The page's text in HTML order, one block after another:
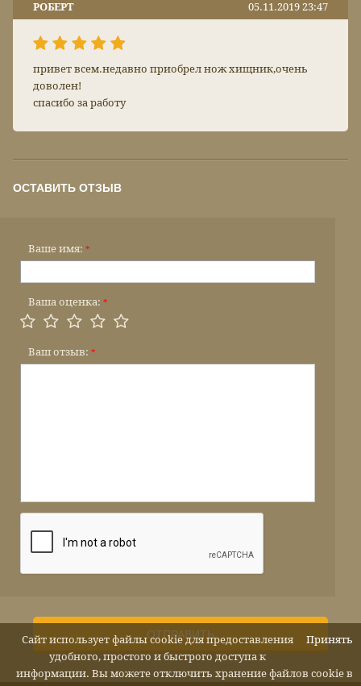
РОБЕРТ 05.11.2019 23:47
привет всем.недавно приобрел нож хищник,очень
доволен!
спасибо за работу
ОСТАВИТЬ ОТЗЫВ
Ваше имя: *
Ваша оценка: *
Ваш отзыв: *
ОТПРАВИТЬ Принять
Сайт использует файлы cookie для предоставления
удобного, простого и быстрого доступа к
информации. Вы можете отключить хранение файлов cookie в